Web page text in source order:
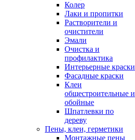
Колер
Лаки и пропитки
Растворители и
очистители
Эмали
Очистка и
профилактика
Интерьерные краски
Фасадные краски
Клеи
общестроительные и
обойные
Шпатлевки по
дереву
Пены, клеи, герметики
Монтажные пены